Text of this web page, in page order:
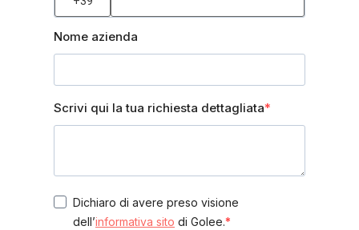
Nome azienda
Scrivi qui la tua richiesta dettagliata
Dichiaro di avere preso visione
dell’informativa sito di Golee.